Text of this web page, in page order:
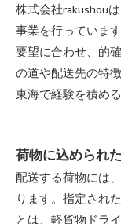
株式会社rakushou
事業を行っていま
要望に合わせ、的
の道や配送先の特
東海で経験を積め
荷物に込められ
配送する荷物には
ります。指定され